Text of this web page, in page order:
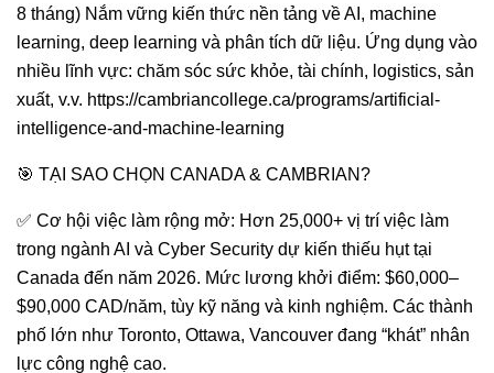
8 tháng) Nắm vững kiến thức nền tảng về AI, machine
learning, deep learning và phân tích dữ liệu. Ứng dụng vào
nhiều lĩnh vực: chăm sóc sức khỏe, tài chính, logistics, sản
xuất, v.v. https://cambriancollege.ca/programs/artificial-
intelligence-and-machine-learning
🎯 TẠI SAO CHỌN CANADA & CAMBRIAN?
✅ Cơ hội việc làm rộng mở: Hơn 25,000+ vị trí việc làm
trong ngành AI và Cyber Security dự kiến thiếu hụt tại
Canada đến năm 2026. Mức lương khởi điểm: $60,000–
$90,000 CAD/năm, tùy kỹ năng và kinh nghiệm. Các thành
phố lớn như Toronto, Ottawa, Vancouver đang “khát” nhân
lực công nghệ cao.